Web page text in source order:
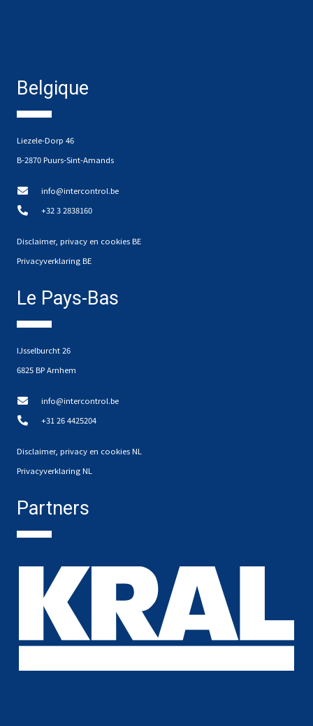
Belgique
Liezele-Dorp 46
B-2870 Puurs-Sint-Amands
info@intercontrol.be
+32 3 2838160
Disclaimer, privacy en cookies BE
Privacyverklaring BE
Le Pays-Bas
IJsselburcht 26
6825 BP Arnhem
info@intercontrol.be
+31 26 4425204
Disclaimer, privacy en cookies NL
Privacyverklaring NL
Partners